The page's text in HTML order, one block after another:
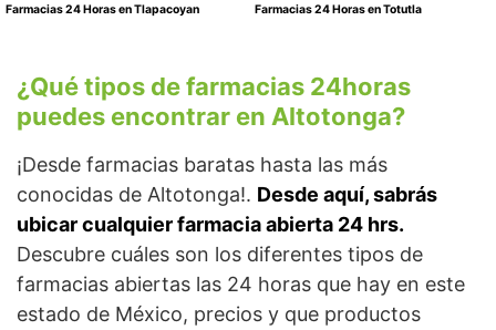
Farmacias 24 Horas en Tlapacoyan Farmacias 24 Horas en Totutla
¿Qué tipos de farmacias 24horas
puedes encontrar en Altotonga?
¡Desde farmacias baratas hasta las más
conocidas de Altotonga!. Desde aquí, sabrás
ubicar cualquier farmacia abierta 24 hrs.
Descubre cuáles son los diferentes tipos de
farmacias abiertas las 24 horas que hay en este
estado de México, precios y que productos